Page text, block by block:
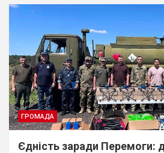
ГРОМАДА
Єдність заради Перемоги: